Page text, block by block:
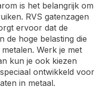
is het belangrijk om
RVS gatenzagen
ervoor dat de
de hoge belasting die
Werk je met
kun je ook kiezen
ontwikkeld voor
in metaal.